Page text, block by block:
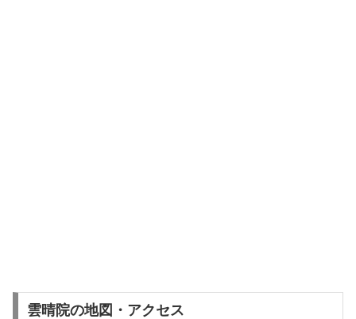
雲晴院の地図・アクセス